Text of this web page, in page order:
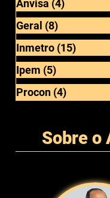
Todos os posts
Anatel(3)
Anvisa(4)4 posts
Geral (8)
Inmetro(15)
Procon(4)4 posts
Sobre o